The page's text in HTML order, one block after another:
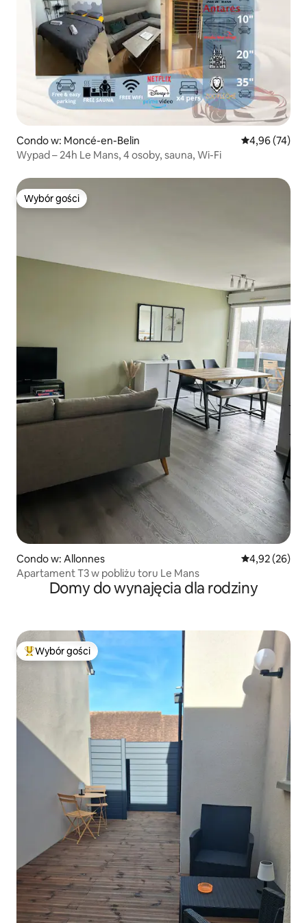
Condo w: Moncé-en-Belin Średnia
4,96 (74)
Wypad – 24h Le Mans, 4 osoby, sauna, Wi-Fi
Wybór gości
Wybór gości
Condo w: Allonnes Średnia
4,92 (26)
Apartament T3 w pobliżu toru Le Mans
Domy do wynajęcia dla rodziny
Najpopularniejsze z kategorii Wybór gości
Wybór gości